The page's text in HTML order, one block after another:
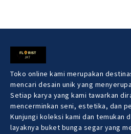
Toko online kami merupakan
mencari desain unik yang
Setiap karya yang kami tawarkan
mencerminkan seni, estetika, dan
Kunjungi koleksi kami dan temukan
layaknya buket bunga segar yang